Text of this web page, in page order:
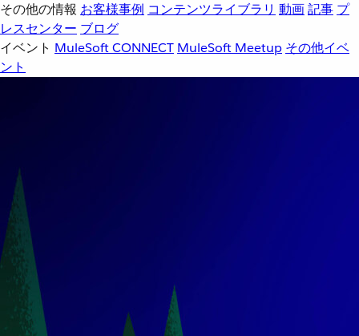
その他の情報 お客様事例 コンテンツライブラリ 動画記事 プ
レスセンター ブログ
イベント MuleSoft CONNECT MuleSoft Meetup その他イベ
ント